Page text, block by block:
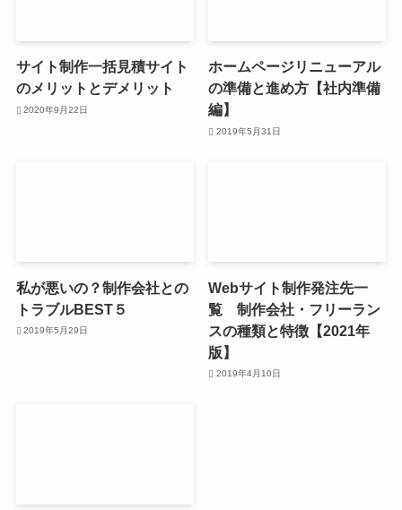
サイト制作一括見積サイト
のメリットとデメリット
2020年9月22日
ホームページリニューアル
の準備と進め方【社内準備
編】
2019年5月31日
私が悪いの？制作会社との
トラブルBEST５
2019年5月29日
Webサイト制作発注先一
覧 制作会社・フリーラン
スの種類と特徴【2021年
版】
2019年4月10日